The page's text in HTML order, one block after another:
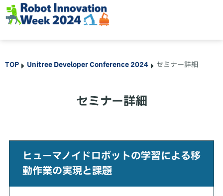
TOP Unitree Developer Conference 2024 セミナー詳細
セミナー詳細
ヒューマノイドロボットの学習による移
動作業の実現と課題